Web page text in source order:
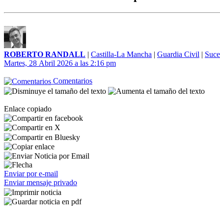
ROBERTO RANDALL | Castilla-La Mancha | Guardia Civil |
Martes, 28 Abril 2026 a las 2:16 pm
Comentarios
Enlace copiado
Enviar por e-mail
Enviar mensaje privado